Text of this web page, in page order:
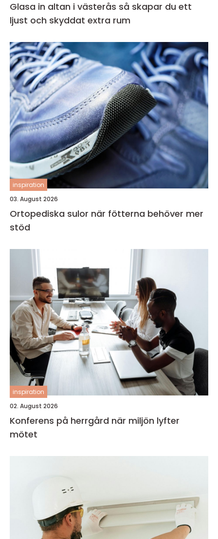
Glasa in altan i västerås så skapar du ett
ljust och skyddat extra rum
inspiration
03. August 2026
Ortopediska sulor när fötterna behöver mer
stöd
inspiration
02. August 2026
Konferens på herrgård när miljön lyfter
mötet